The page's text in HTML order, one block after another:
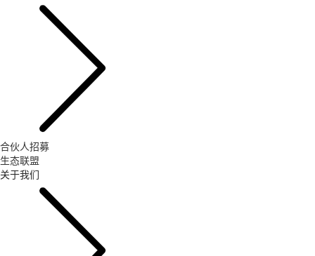
合伙人招募
生态联盟
关于我们